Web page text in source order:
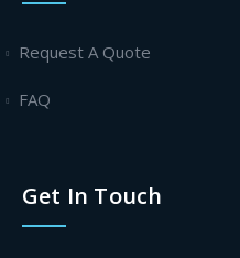
Request A Quote
FAQ
Get In Touch